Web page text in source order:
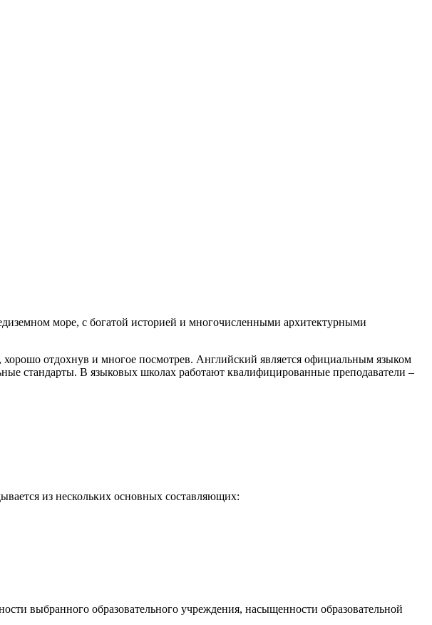
море, с богатой историей и многочисленными архитектурными
отдохнув и многое посмотрев. Английский является официальным языком
стандарты. В языковых школах работают квалифицированные преподаватели –
из нескольких основных составляющих:
выбранного образовательного учреждения, насыщенности образовательной